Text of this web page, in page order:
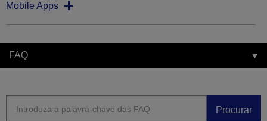
Mobile Apps
FAQ
Procurar